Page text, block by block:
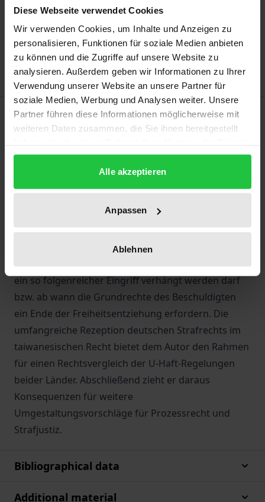
Diese Webseite verwendet Cookies
Wir verwenden Cookies, um Inhalte und Anzeigen zu
personalisieren, Funktionen für soziale Medien anbieten
zu können und die Zugriffe auf unsere Website zu
analysieren. Außerdem geben wir Informationen zu Ihrer
Verwendung unserer Website an unsere Partner für
soziale Medien, Werbung und Analysen weiter. Unsere
Partner führen diese Informationen möglicherweise mit
weiteren Daten zusammen, die Sie ihnen bereitgestellt
gesammelt haben.
Alle akzeptieren
Anpassen
Ablehnen
Add to Cart
Add to Wish List
Delivery cost notice
Description
Beschuldigten vor der Verurteilung, muss er doch
aufgrund eines Haftbefehls und trotz (noch)
geltender Unschuldsvermutung einen
möglicherweise längerfristigen vollständigen Entzug
seiner persönlichen Freiheit dulden. Deshalb muss
genau geprüft werden, unter welchen Umständen
ein so folgenreicher Eingriff verhängt werden darf
bzw. ab wann die Grundrechte des Beschuldigten
ein Ende der Freiheitsentziehung erfordern. Die
umfangreiche Rezeption deutschen Strafrechts im
taiwanesischen Recht bietet dem Autor den Rahmen
für einen Rechtsvergleich der U-Haft-Regelungen
beider Länder. Abschließend zieht er daraus
Konsequenzen für weitere
Umgestaltungsvorschläge für Prozessrecht und
Strafjustiz.
Bibliographical data
Additional material